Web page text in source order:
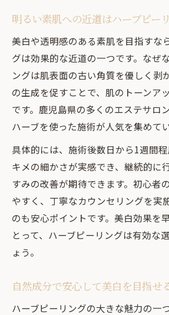
明るい素肌への近道はハーブピー
美白や透明感のある素肌を目指すな
グは効果的な近道の一つです。なぜ
ングは肌表面の古い角質を優しく剥
の生成を促すことで、肌のトーンア
です。鹿児島県の多くのエステサロ
ハーブを使った施術が人気を集めてい
具体的には、施術後数日から1週間
キメの細かさが実感でき、継続的に
すみの改善が期待できます。初心者
やすく、丁寧なカウンセリングを実
のも安心ポイントです。美白効果を
とって、ハーブピーリングは有効な
ょう。
自然成分で安心して美白を目指せ
ハーブピーリングの大きな魅力の一